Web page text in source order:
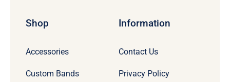
Shop
Accessories
Custom Bands
Information
Contact Us
Privacy Policy